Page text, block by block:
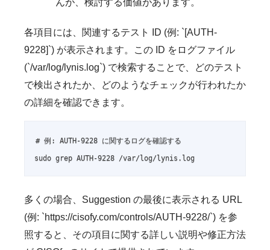
んが、検討する価値があります。
各項目には、関連するテスト ID (例: `[AUTH-
9228]`) が表示されます。この ID をログファイル
(`/var/log/lynis.log`) で検索することで、どのテスト
で検出されたか、どのようなチェックが行われたか
の詳細を確認できます。
# 例: AUTH-9228 に関するログを確認する
sudo grep AUTH-9228 /var/log/lynis.log
多くの場合、Suggestion の最後に表示される URL
(例: `https://cisofy.com/controls/AUTH-9228/`) を参
照すると、その項目に関する詳しい説明や修正方法